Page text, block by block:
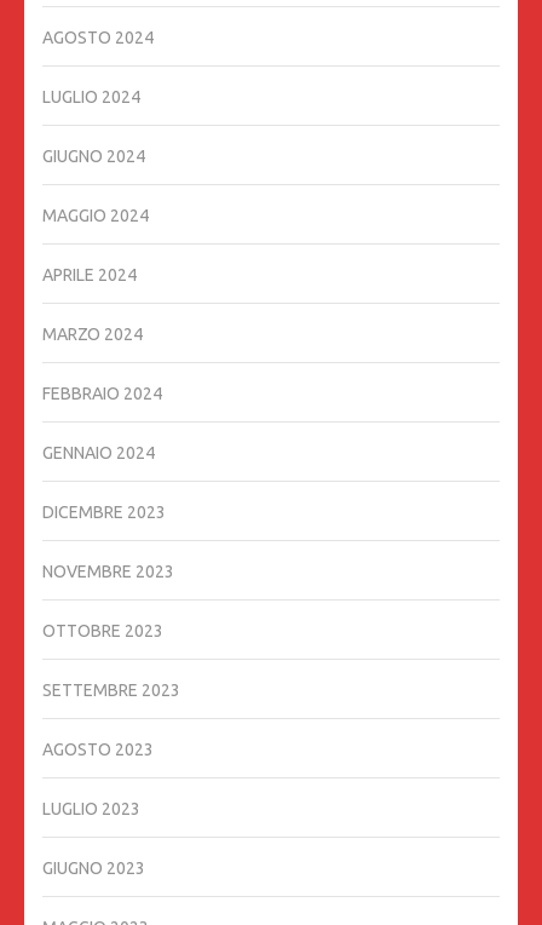
AGOSTO 2024
LUGLIO 2024
GIUGNO 2024
MAGGIO 2024
APRILE 2024
MARZO 2024
FEBBRAIO 2024
GENNAIO 2024
DICEMBRE 2023
NOVEMBRE 2023
OTTOBRE 2023
SETTEMBRE 2023
AGOSTO 2023
LUGLIO 2023
GIUGNO 2023